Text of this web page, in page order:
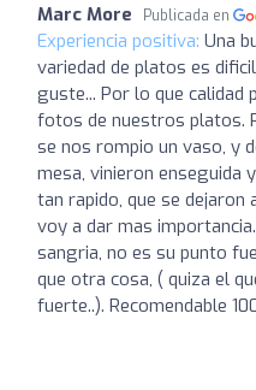
Marc More Publicada en
Experiencia positiva: Una
variedad de platos es
guste... Por lo que calidad
fotos de nuestros platos.
se nos rompio un vaso, y
mesa, vinieron enseguida
tan rapido, que se
voy a dar mas
sangria, no es su punto
que otra cosa, ( quiza el
fuerte..). Recomendable